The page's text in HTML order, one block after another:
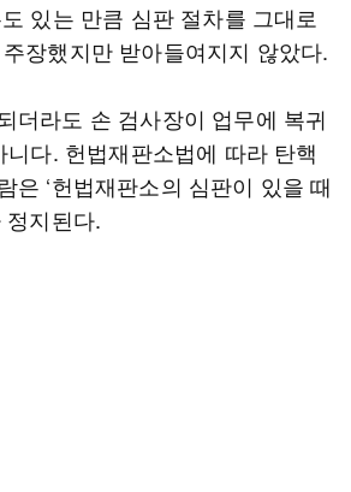
있는 만큼 심판 절차를 그대로
장했지만 받아들여지지 않았다.
더라도 손 검사장이 업무에 복귀
다. 헌법재판소법에 따라 탄핵
은 ‘헌법재판소의 심판이 있을 때
정지된다.